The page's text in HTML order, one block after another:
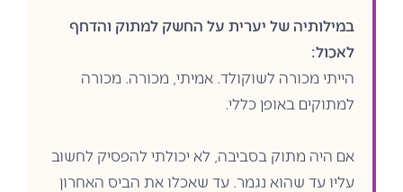
במילותיה של יערית על החשק למתוק והדחף
לאכול:
הייתי מכורה לשוקולד. אמיתי, מכורה. מכורה
למתוקים באופן כללי.
אם היה מתוק בסביבה, לא יכולתי להפסיק לחשוב
עליו עד שהוא נגמר. עד שאכלו את הביס האחרון